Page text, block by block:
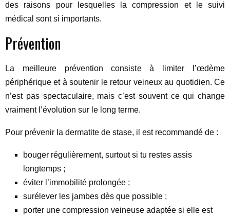
des raisons pour lesquelles la compression et le suivi
médical sont si importants.
Prévention
La meilleure prévention consiste à limiter l’œdème
périphérique et à soutenir le retour veineux au quotidien. Ce
n’est pas spectaculaire, mais c’est souvent ce qui change
vraiment l’évolution sur le long terme.
Pour prévenir la dermatite de stase, il est recommandé de :
bouger régulièrement, surtout si tu restes assis
longtemps ;
éviter l’immobilité prolongée ;
surélever les jambes dès que possible ;
porter une compression veineuse adaptée si elle est